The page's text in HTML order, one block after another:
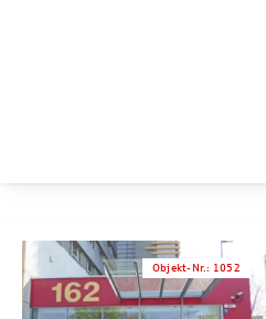
Objekt-Nr.: 1052